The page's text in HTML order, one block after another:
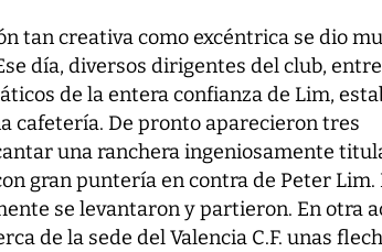
tan creativa como excéntrica se dio
día, diversos dirigentes del club,
de la entera confianza de Lim,
cafetería. De pronto aparecieron tres
una ranchera ingeniosamente
gran puntería en contra de Peter Lim.
se levantaron y partieron. En otra
de la sede del Valencia C.F. unas